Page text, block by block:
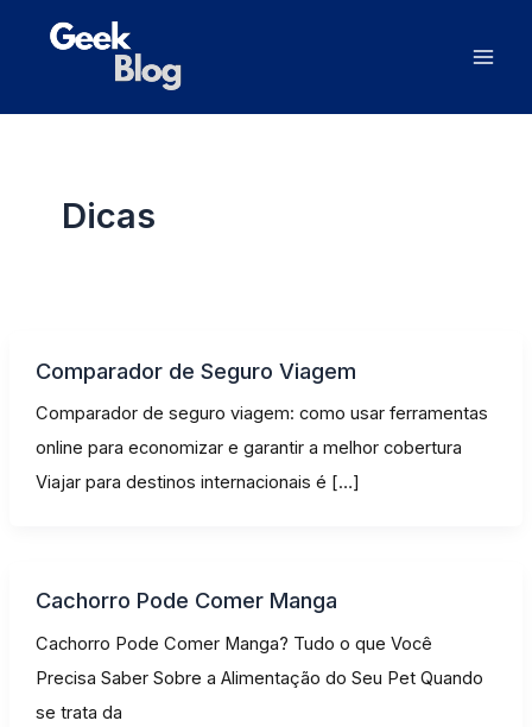
conteúdo
Dicas
Comparador de Seguro Viagem
Comparador de seguro viagem: como usar ferramentas
online para economizar e garantir a melhor cobertura
Viajar para destinos internacionais é […]
Cachorro Pode Comer Manga
Cachorro Pode Comer Manga? Tudo o que Você
Precisa Saber Sobre a Alimentação do Seu Pet Quando
se trata da